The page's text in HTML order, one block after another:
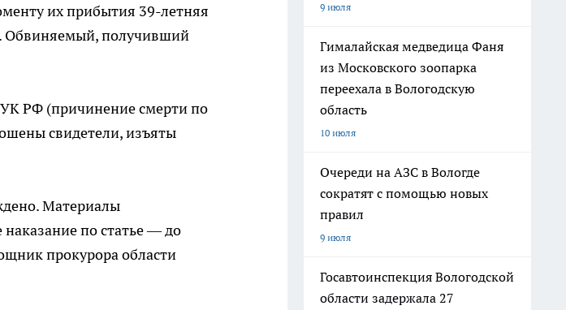
их прибытия 39-летняя
Обвиняемый, получивший
УК РФ (причинение смерти по
свидетели, изъяты
Материалы
по статье — до
прокурора области
9 июля
Гималайская медведица Фаня
из Московского зоопарка
переехала в Вологодскую
область
10 июля
Очереди на АЗС в Вологде
сократят с помощью новых
правил
9 июля
Госавтоинспекция Вологодской
области задержала 27